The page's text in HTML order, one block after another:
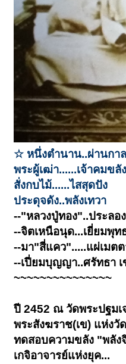
☆ หนึ่งตำนาน..ผ่านกาล
พระผู้เฒ่า......เจ้าคมขลัง
สั่งกบไม้......ไสสุดปัง
ประดุจดัง..พลังเทวา
--"หลวงปู่ทอง"..ประลอ
--จิตเหนือนุด...เยี่ยมพุท
--มา"สี่แคว".....แผ่เมต
--เปี่ยมบุญญา..ศรัทธา เ
~~~~~~~~~~~~~~~
ปี 2452 ณ วัดพระปฐม
พระสังฆราช(เข) แห่งวั
ทดสอบความขลัง "พลัง
เกจิอาจารย์แห่งยุค...